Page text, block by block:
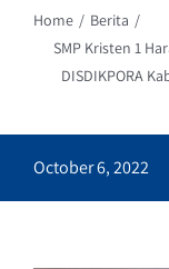
Home
Berita
SMP Kristen 1
DISDIKPORA
October 6, 2022